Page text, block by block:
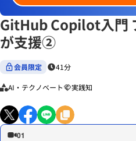
GitHub Copilot入門
が支援②
会員限定 41分
AI・テクノベート 実践知
01